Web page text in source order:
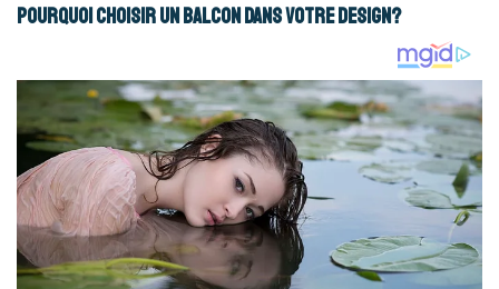
Pourquoi choisir un balcon dans votre design?